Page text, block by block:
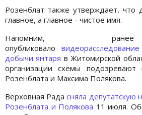
Розенблат также утверждает, что
главное, а главное - чистое имя.
Напомним,
опубликовало
добычи янтаря в Житомирской
организации схемы подозревают
Розенблата и Максима Полякова.
Верховная Радасняла депутатскую
Розенблата и Полякова 11 июля.